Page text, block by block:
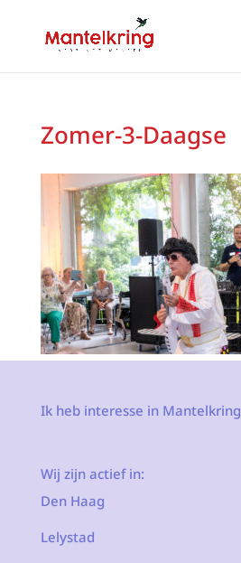
Zomer-3-Daagse
Ik heb interesse in Mantelkring
Wij zijn actief in:
Den Haag
Lelystad